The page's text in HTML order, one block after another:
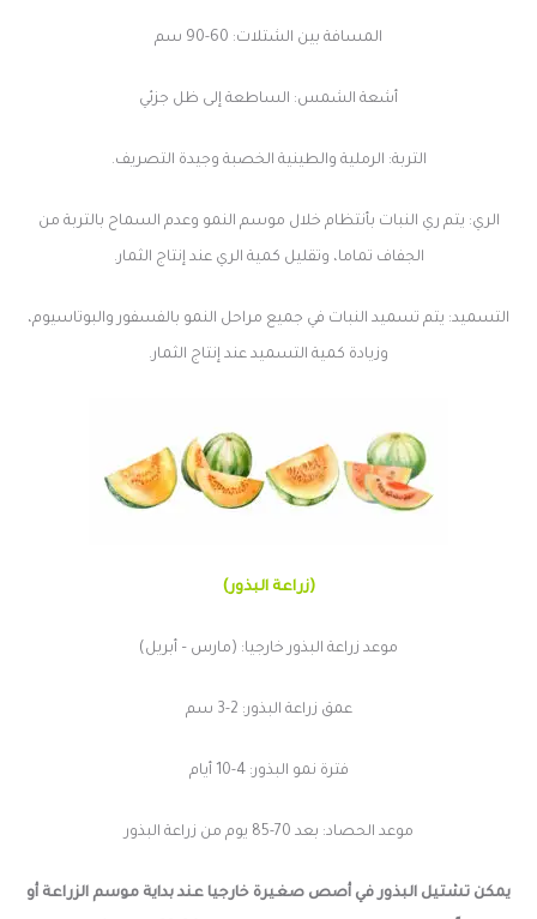
المسافة بين الشتلات: 60-90 سم
أشعة الشمس: الساطعة إلى ظل جزئي
التربة: الرملية والطينية الخصبة وجيدة التصريف.
الري: يتم ري النبات بأنتظام خلال موسم النمو وعدم السماح بالتربة من
الجفاف تماما، وتقليل كمية الري عند إنتاج الثمار.
التسميد: يتم تسميد النبات في جميع مراحل النمو بالفسفور والبوتاسيوم،
وزيادة كمية التسميد عند إنتاج الثمار.
(زراعة البذور)
موعد زراعة البذور خارجيا: (مارس – أبريل)
عمق زراعة البذور: 2-3 سم
فترة نمو البذور: 4-10 أيام
موعد الحصاد: بعد 70-85 يوم من زراعة البذور
يمكن تشتيل البذور في أصص صغيرة خارجيا عند بداية موسم الزراعة أو